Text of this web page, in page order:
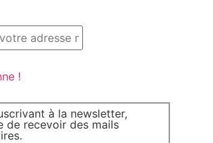
à la newsletter,
de recevoir des mails